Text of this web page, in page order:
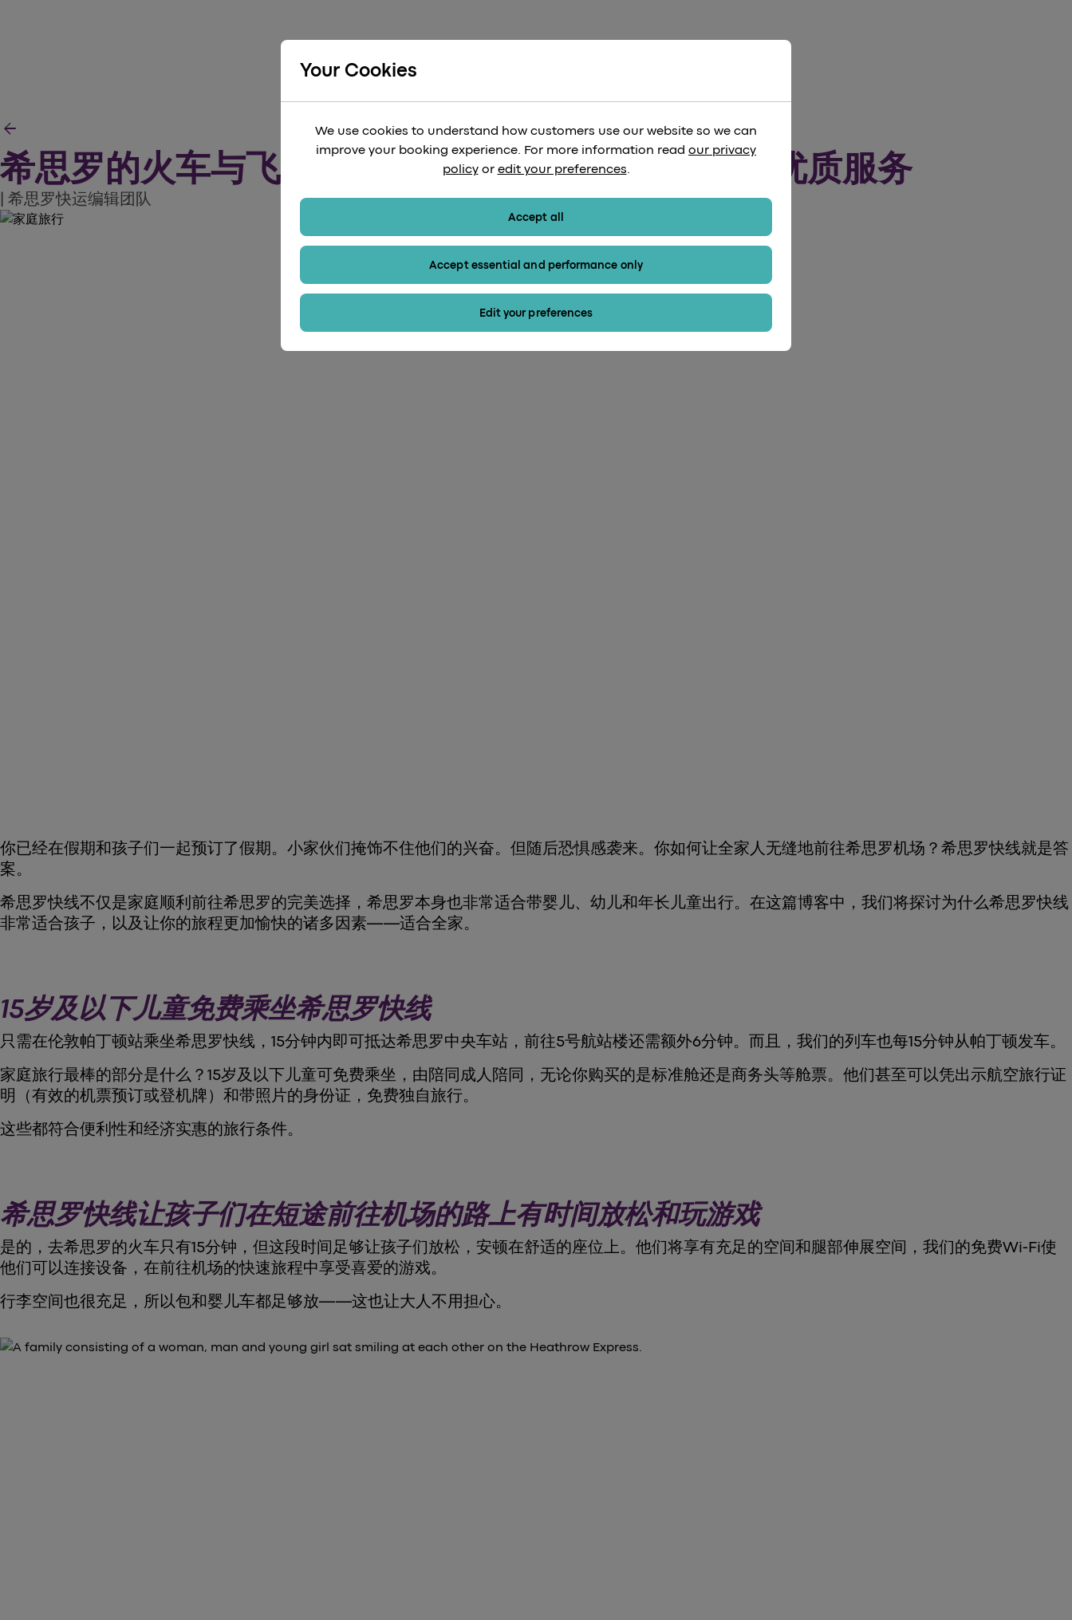
arrow_back
希思罗的火车与飞机：了解我们为小旅行者提供的优质服务
| 希思罗快运编辑团队
你已经在假期和孩子们一起预订了假期。小家伙们掩饰不住他们的兴奋。但随后恐惧感袭来。你如何让全家人无缝地前往希思罗机场？希思罗快线就是答
案。
希思罗快线不仅是家庭顺利前往希思罗的完美选择，希思罗本身也非常适合带婴儿、幼儿和年长儿童出行。在这篇博客中，我们将探讨为什么希思罗快线
非常适合孩子，以及让你的旅程更加愉快的诸多因素——适合全家。
15岁及以下儿童免费乘坐希思罗快线
只需在伦敦帕丁顿站乘坐希思罗快线，15分钟内即可抵达希思罗中央车站，前往5号航站楼还需额外6分钟。而且，我们的列车也每15分钟从帕丁顿发车。
家庭旅行最棒的部分是什么？15岁及以下儿童可免费乘坐，由陪同成人陪同，无论你购买的是标准舱还是商务头等舱票。他们甚至可以凭出示航空旅行证
明（有效的机票预订或登机牌）和带照片的身份证，免费独自旅行。
这些都符合便利性和经济实惠的旅行条件。
希思罗快线让孩子们在短途前往机场的路上有时间放松和玩游戏
是的，去希思罗的火车只有15分钟，但这段时间足够让孩子们放松，安顿在舒适的座位上。他们将享有充足的空间和腿部伸展空间，我们的免费Wi-Fi使
他们可以连接设备，在前往机场的快速旅程中享受喜爱的游戏。
行李空间也很充足，所以包和婴儿车都足够放——这也让大人不用担心。
Your Cookies
We use cookies to understand how customers use our website so we can
improve your booking experience. For more information read our privacy
policyor edit your preferences.
Accept all
Accept essential and performance only
Edit your preferences